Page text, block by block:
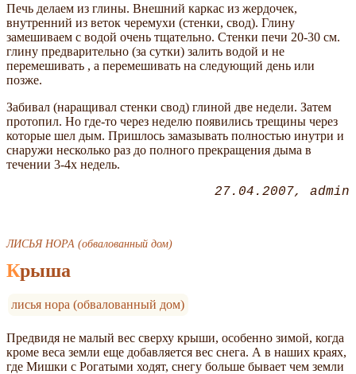
Печь делаем из глины. Внешний каркас из жердочек,
внутренний из веток черемухи (стенки, свод). Глину
замешиваем с водой очень тщательно. Стенки печи 20-30 см.
глину предварительно (за сутки) залить водой и не
перемешивать , а перемешивать на следующий день или
позже.
Забивал (наращивал стенки свод) глиной две недели. Затем
протопил. Но где-то через неделю появились трещины через
которые шел дым. Пришлось замазывать полностью инутри и
снаружи несколько раз до полного прекращения дыма в
течении 3-4х недель.
27.04.2007 admin
ЛИСЬЯ НОРА (обвалованный дом)
Крыша
лисья нора (обвалованный дом)
Предвидя не малый вес сверху крыши, особенно зимой, когда
кроме веса земли еще добавляется вес снега. А в наших краях,
где Мишки с Рогатыми ходят, снегу больше бывает чем земли